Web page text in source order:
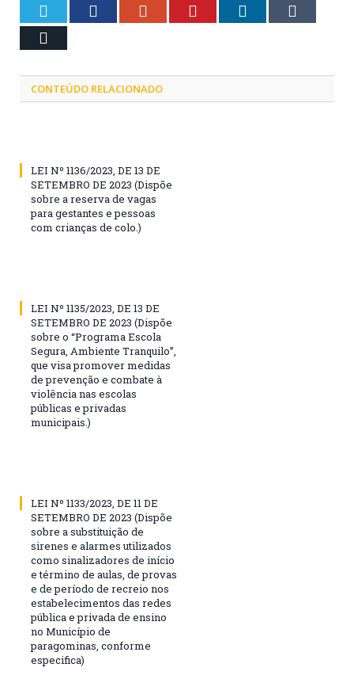
Twitter Facebook Google+ Pinterest LinkedIn
CONTEÚDO RELACIONADO
LEI Nº 1136/2023, DE 13 DE
SETEMBRO DE 2023 (Dispõe
sobre a reserva de vagas
para gestantes e pessoas
com crianças de colo.)
LEI Nº 1135/2023, DE 13 DE
SETEMBRO DE 2023 (Dispõe
sobre o “Programa Escola
Segura, Ambiente Tranquilo”,
que visa promover medidas
de prevenção e combate à
violência nas escolas
públicas e privadas
municipais.)
LEI Nº 1133/2023, DE 11 DE
SETEMBRO DE 2023 (Dispõe
sobre a substituição de
sirenes e alarmes utilizados
como sinalizadores de início
e término de aulas, de provas
e de período de recreio nos
estabelecimentos das redes
pública e privada de ensino
no Município de
paragominas, conforme
especifica)